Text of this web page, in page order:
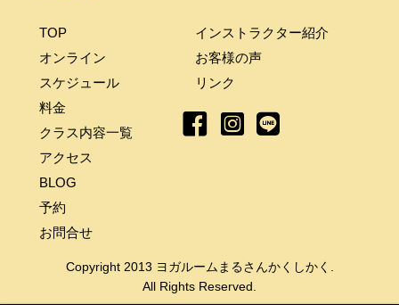
TOP
オンライン
スケジュール
料金
クラス内容一覧
アクセス
BLOG
予約
お問合せ
インストラクター紹介
お客様の声
リンク
Copyright 2013 ヨガルームまるさんかくしかく.
All Rights Reserved.